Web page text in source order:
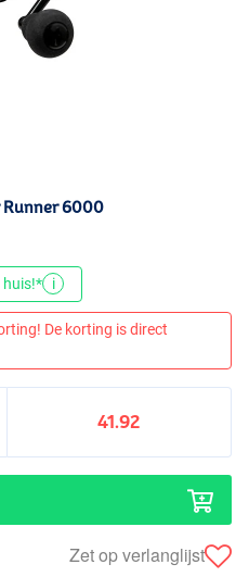
Runner 6000
huis!* i
De korting is direct
41.92
Zet op verlanglijst